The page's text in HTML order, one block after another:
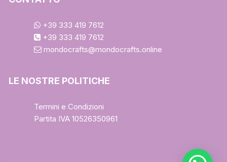
+39 333 419 7612
+39 333 419 7612
mondocrafts@mondocrafts.online
LE NOSTRE POLITICHE
Termini e Condizioni
Partita IVA 10526350961